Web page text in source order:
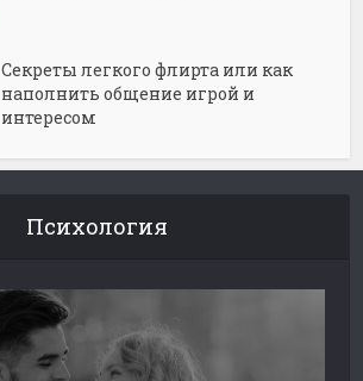
Секреты легкого флирта или как
наполнить общение игрой и
интересом
Психология